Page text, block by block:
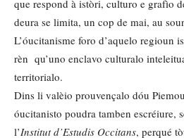
que respond à istòri, culturo e grafìo
deura se limita, un cop de mai, au
L’óucitanisme foro d’aquelo regioun
rèn qu’uno enclavo culturalo
territorialo.
Dins li valèio prouvençalo dóu
óucitanisto poudra tamben escréiure,
l’Institut d’Estudis Occitans, perqué